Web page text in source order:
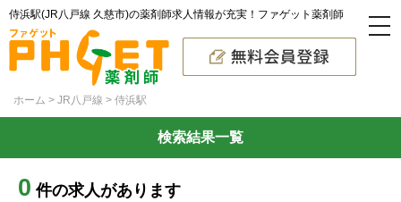
侍浜駅(JR八戸線 久慈市)の薬剤師求人情報が充実！ファゲット薬剤師
ホーム JR八戸線 侍浜駅
検索結果一覧
0 件の求人があります